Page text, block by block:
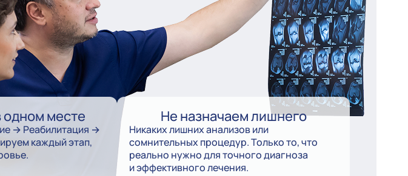
месте
→ Реабилитация →
каждый этап,
Не назначаем лишнего
Никаких лишних анализов или
сомнительных процедур. Только то, что
реально нужно для точного диагноза
и эффективного лечения.